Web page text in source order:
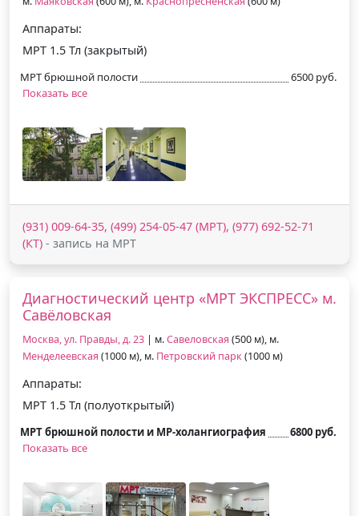
Аппараты:
МРТ 1.5 Тл (закрытый)
МРТ брюшной полости
6500 руб.
Показать все
(931) 009-64-35, (499) 254-05-47 (МРТ), (977) 692-52-71
(КТ) - запись на МРТ
Диагностический центр «МРТ ЭКСПРЕСС» м.
Савёловская
Москва, ул. Правды, д. 23 | м.Савеловская (500 м), м.
Менделеевская (1000 м), м. Петровский парк(1000 м)
Аппараты:
МРТ 1.5 Тл (полуоткрытый)
МРТ брюшной полости и МР-холангиография
6800 руб.
Показать все